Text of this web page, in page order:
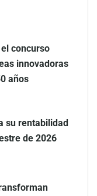
concurso
innovadoras
años
su rentabilidad
de 2026